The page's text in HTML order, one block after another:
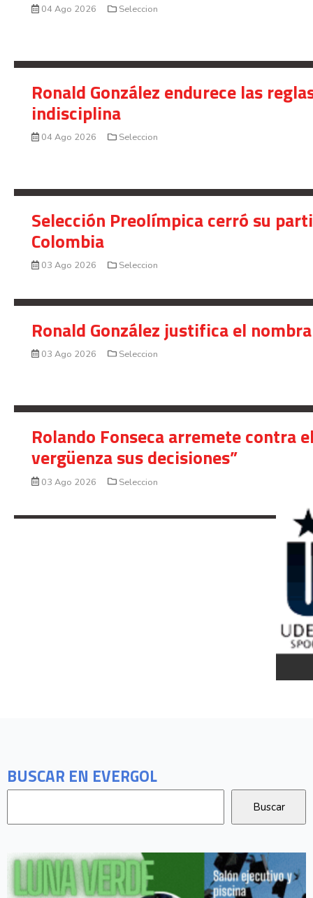
BUSCAR EN EVERGOL
04 Ago 2026 Seleccion
Ronald González endurece las
indisciplina
04 Ago 2026 Seleccion
Selección Preolímpica cerró su
Colombia
03 Ago 2026 Seleccion
Ronald González justifica el
03 Ago 2026 Seleccion
Rolando Fonseca arremete contra
vergüenza sus decisiones”
03 Ago 2026 Seleccion